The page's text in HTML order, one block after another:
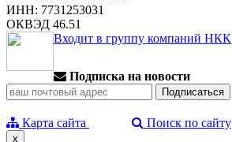
ИНН: 7731253031
ОКВЭД 46.51
Входит в группу компаний НКК
Подписка на новости
Карта сайта Поиск по сайту
x